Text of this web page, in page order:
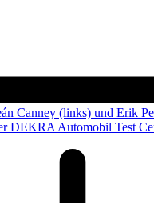
Canney (links) und Erik
DEKRA Automobil Test